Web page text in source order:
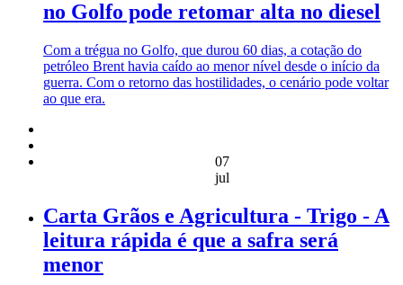
no Golfo pode retomar alta no diesel
Com a trégua no Golfo, que durou 60 dias, a cotação do
petróleo Brent havia caído ao menor nível desde o início da
guerra. Com o retorno das hostilidades, o cenário pode voltar
ao que era.
07
jul
Carta Grãos e Agricultura - Trigo - A
leitura rápida é que a safra será
menor